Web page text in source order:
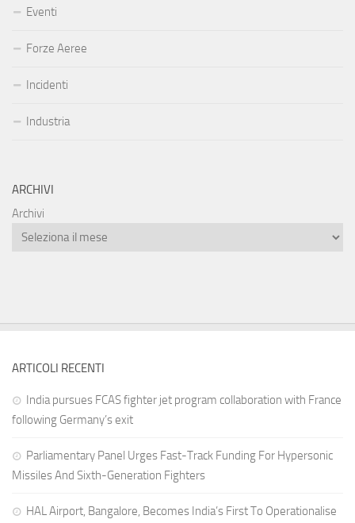
Eventi
Forze Aeree
Incidenti
Industria
ARCHIVI
Archivi
ARTICOLI RECENTI
India pursues FCAS fighter jet program collaboration with France
following Germany’s exit
Parliamentary Panel Urges Fast-Track Funding For Hypersonic
Missiles And Sixth-Generation Fighters
HAL Airport, Bangalore, Becomes India’s First To Operationalise